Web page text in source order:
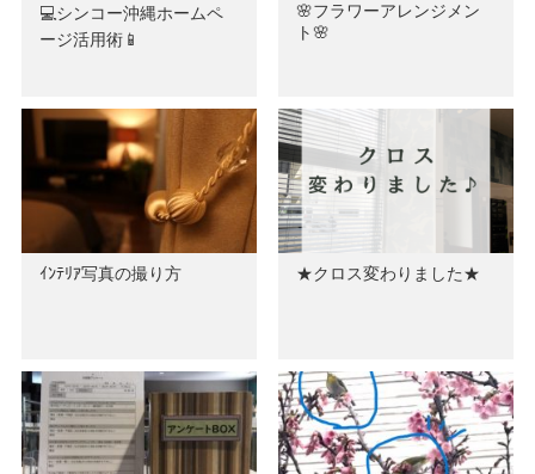
💻シンコー沖縄ホームペ
ージ活用術📱
🌸フラワーアレンジメン
ト🌸
ｲﾝﾃﾘｱ写真の撮り方 ★クロス変わりました★